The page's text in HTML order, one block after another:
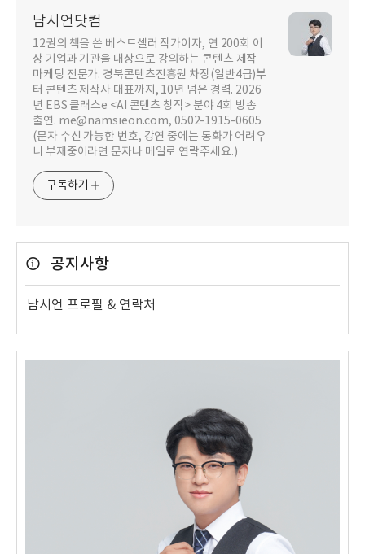
남시언닷컴
12권의 책을 쓴 베스트셀러 작가이자, 연 200회 이
상 기업과 기관을 대상으로 강의하는 콘텐츠 제작
마케팅 전문가. 경북콘텐츠진흥원 차장(일반4급)부
터 콘텐츠 제작사 대표까지, 10년 넘은 경력. 2026
년 EBS 클래스e <AI 콘텐츠 창작> 분야 4회 방송
출연. me@namsieon.com, 0502-1915-0605
(문자 수신 가능한 번호, 강연 중에는 통화가 어려우
니 부재중이라면 문자나 메일로 연락주세요.)
구독하기
공지사항
남시언 프로필 & 연락처